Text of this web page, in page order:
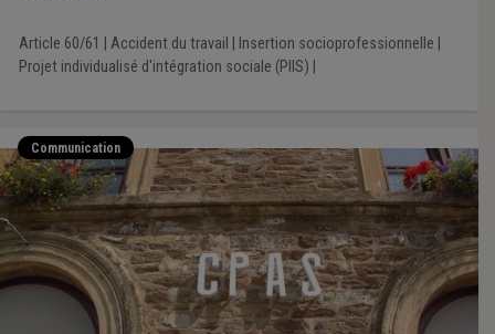
Article 60/61 Accident du travail Insertion socioprofessionnelle
Projet individualisé d'intégration sociale (PIIS)
Communication